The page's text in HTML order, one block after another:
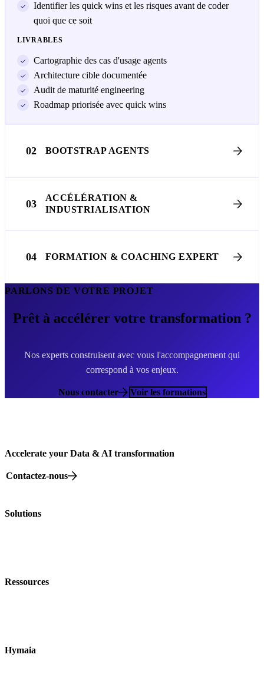
Identifier les quick wins et les risques avant de coder
quoi que ce soit
LIVRABLES
Cartographie des cas d'usage agents
Architecture cible documentée
Audit de maturité engineering
Roadmap priorisée avec quick wins
02 BOOTSTRAP AGENTS
03
ACCÉLÉRATION &
INDUSTRIALISATION
04 FORMATION & COACHING EXPERT
PARLONS DE VOTRE PROJET
Prêt à accélérer votre transformation ?
Nos experts construisent avec vous l'accompagnement qui
correspond à vos enjeux.
Nous contacter Voir les formations
Accelerate your Data & AI transformation
Contactez-nous
Solutions
Ressources
Hymaia